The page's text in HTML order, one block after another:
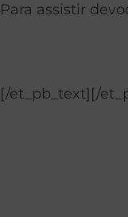
Para assistir
[/et_pb_text][/